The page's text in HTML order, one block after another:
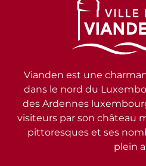
Vianden est une
dans le nord du
des Ardennes
visiteurs par son château
pittoresques et ses
plein